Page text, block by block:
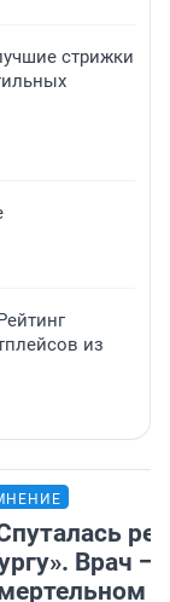
стрижки
из
Врач —